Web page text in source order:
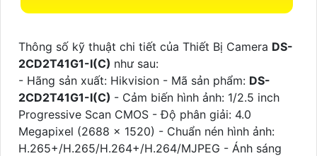
Thông số kỹ thuật chi tiết của Thiết Bị Camera DS-
2CD2T41G1-I(C) như sau:
- Hãng sản xuất: Hikvision - Mã sản phẩm: DS-
2CD2T41G1-I(C) - Cảm biến hình ảnh: 1/2.5 inch
Progressive Scan CMOS - Độ phân giải: 4.0
Megapixel (2688 x 1520) - Chuẩn nén hình ảnh:
H.265+/H.265/H.264+/H.264/MJPEG - Ánh sáng